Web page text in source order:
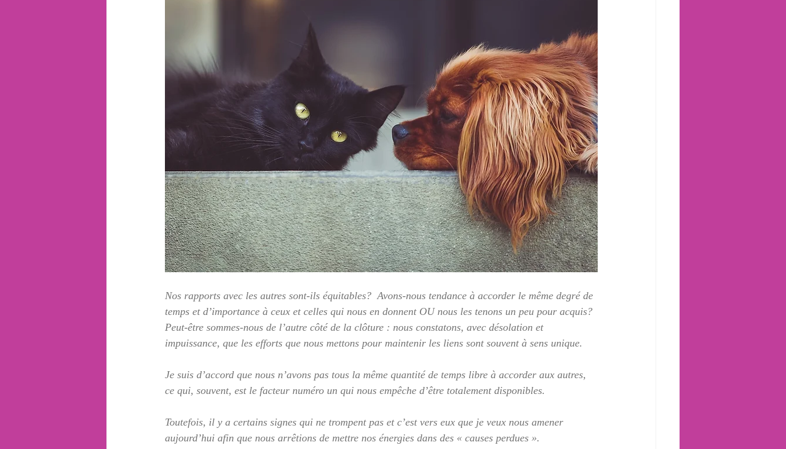
Nos rapports avec les autres sont-ils équitables?  Avons-nous tendance à accorder le même degré de
temps et d’importance à ceux et celles qui nous en donnent OU nous les tenons un peu pour acquis?
Peut-être sommes-nous de l’autre côté de la clôture : nous constatons, avec désolation et
impuissance, que les efforts que nous mettons pour maintenir les liens sont souvent à sens unique.
Je suis d’accord que nous n’avons pas tous la même quantité de temps libre à accorder aux autres,
ce qui, souvent, est le facteur numéro un qui nous empêche d’être totalement disponibles.
Toutefois, il y a certains signes qui ne trompent pas et c’est vers eux que je veux nous amener
aujourd’hui afin que nous arrêtions de mettre nos énergies dans des « causes perdues ».